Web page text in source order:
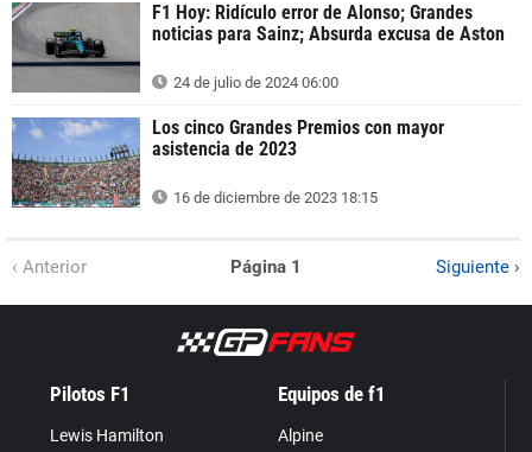
F1 Hoy: Ridículo error de Alonso; Grandes
noticias para Sainz; Absurda excusa de Aston
24 de julio de 2024 06:00
Los cinco Grandes Premios con mayor
asistencia de 2023
16 de diciembre de 2023 18:15
‹ Anterior Página 1 Siguiente ›
Pilotos F1
Lewis Hamilton
Equipos de f1
Alpine